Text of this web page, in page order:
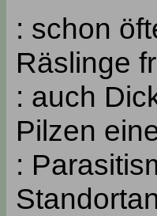
: schon
Räslinge
: auch
Pilzen
: